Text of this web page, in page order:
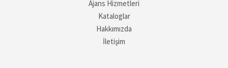
Ajans Hizmetleri
Kataloglar
Hakkımızda
İletişim